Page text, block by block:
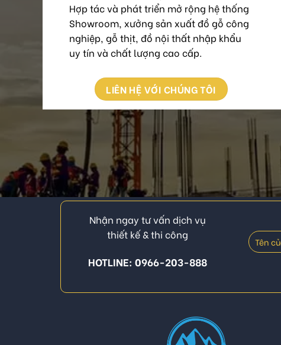
Hợp tác và phát triển mở rộng hệ thống
Showroom, xưởng sản xuất đồ gỗ công
nghiệp, gỗ thịt, đồ nội thất nhập khẩu
uy tín và chất lượng cao cấp.
LIÊN HỆ VỚI CHÚNG TÔI
Nhận ngay tư vấn dịch vụ
thiết kế & thi công
HOTLINE: 0966-203-888